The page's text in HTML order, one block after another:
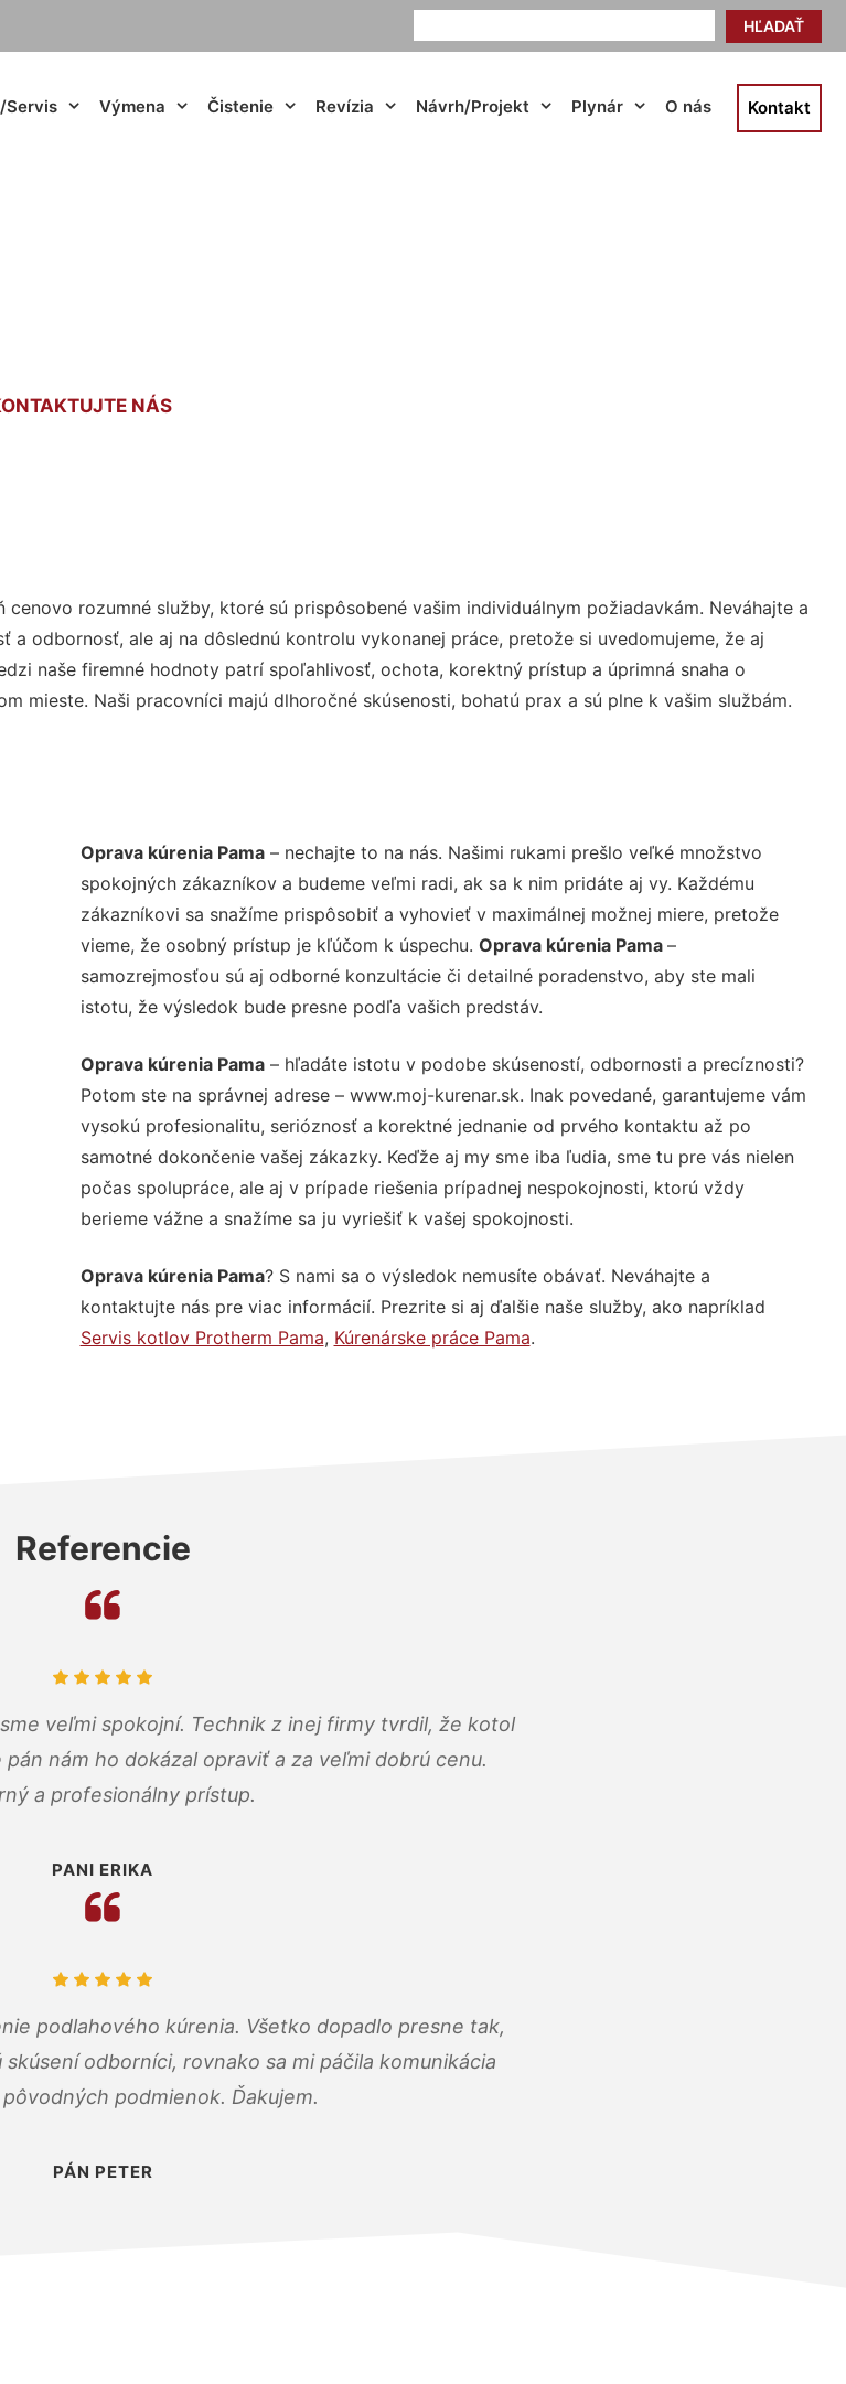
HĽADAŤ
Servis Výmena Čistenie Revízia Návrh/Projekt Plynár O nás Kontakt
NÁS
rozumné služby, ktoré sú prispôsobené vašim individuálnym požiadavkám. Neváhajte a
odbornosť, ale aj na dôslednú kontrolu vykonanej práce, pretože si uvedomujeme, že aj
naše firemné hodnoty patrí spoľahlivosť, ochota, korektný prístup a úprimná snaha o
mieste. Naši pracovníci majú dlhoročné skúsenosti, bohatú prax a sú plne k vašim službám.
Oprava kúrenia Pama– nechajte to na nás. Našimi rukami prešlo veľké množstvo
spokojných zákazníkov a budeme veľmi radi, ak sa k nim pridáte aj vy. Každému
zákazníkovi sa snažíme prispôsobiť a vyhovieť v maximálnej možnej miere, pretože
vieme, že osobný prístup je kľúčom k úspechu. Oprava kúrenia Pama –
samozrejmosťou sú aj odborné konzultácie či detailné poradenstvo, aby ste mali
istotu, že výsledok bude presne podľa vašich predstáv.
Oprava kúrenia Pama– hľadáte istotu v podobe skúseností, odbornosti a precíznosti?
Potom ste na správnej adrese – www.moj-kurenar.sk. Inak povedané, garantujeme vám
vysokú profesionalitu, serióznosť a korektné jednanie od prvého kontaktu až po
samotné dokončenie vašej zákazky. Keďže aj my sme iba ľudia, sme tu pre vás nielen
počas spolupráce, ale aj v prípade riešenia prípadnej nespokojnosti, ktorú vždy
berieme vážne a snažíme sa ju vyriešiť k vašej spokojnosti.
Oprava kúrenia Pama? S nami sa o výsledok nemusíte obávať. Neváhajte a
kontaktujte nás pre viac informácií. Prezrite si aj ďalšie naše služby, ako napríklad
Servis kotlov Protherm Pama, Kúrenárske práce Pama.
Referencie
veľmi spokojní. Technik z inej firmy tvrdil, že kotol
nám ho dokázal opraviť a za veľmi dobrú cenu.
a profesionálny prístup.
PANI ERIKA
podlahového kúrenia. Všetko dopadlo presne tak,
odborníci, rovnako sa mi páčila komunikácia
podmienok. Ďakujem.
PÁN PETER